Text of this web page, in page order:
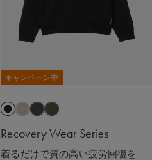
キャンペーン中
Recovery Wear Series
着るだけで質の高い疲労回復を